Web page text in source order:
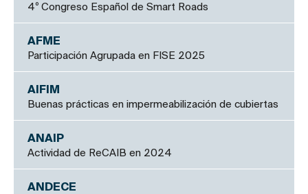
4º Congreso Español de Smart Roads
AFME
Participación Agrupada en FISE 2025
AIFIM
Buenas prácticas en impermeabilización de cubiertas
ANAIP
Actividad de ReCAIB en 2024
ANDECE